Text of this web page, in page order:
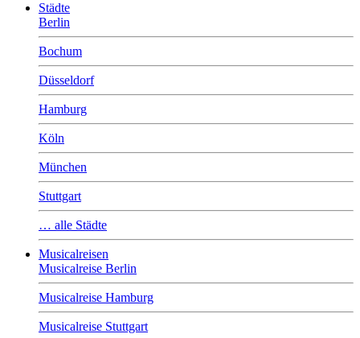
Städte
Berlin
Bochum
Düsseldorf
Hamburg
Köln
München
Stuttgart
… alle Städte
Musicalreisen
Musicalreise Berlin
Musicalreise Hamburg
Musicalreise Stuttgart